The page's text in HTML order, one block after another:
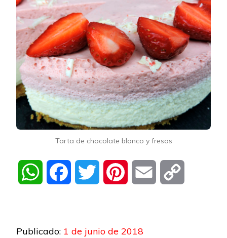
Tarta de chocolate blanco y fresas
WhatsAppFacebook Twitter Pinterest Email
Publicado: 1 de junio de 2018